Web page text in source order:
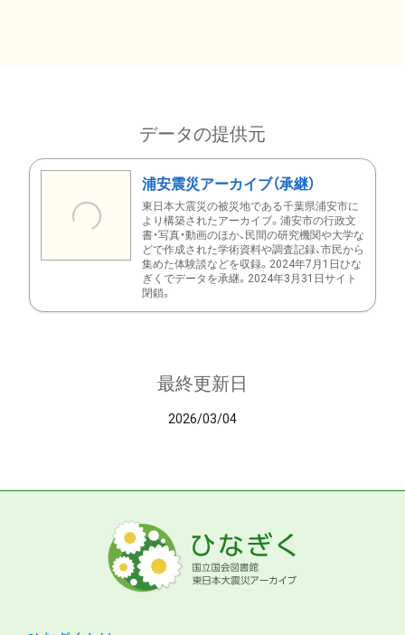
データの提供元
浦安震災アーカイブ（承継）
東日本大震災の被災地である千葉県浦安市に
より構築されたアーカイブ。浦安市の行政文
書・写真・動画のほか、民間の研究機関や大学な
どで作成された学術資料や調査記録、市民から
集めた体験談などを収録。2024年7月1日ひな
ぎくでデータを承継。2024年3月31日サイト
閉鎖。
最終更新日
2026/03/04